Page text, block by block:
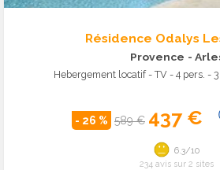
Résidence Odalys
Provence -
Hebergement locatif - TV - 4 pers. -
- 26 % 589 € 437 €
6.3/10
234 avis sur 2 sites